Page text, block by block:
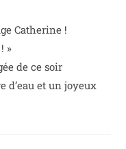
Catherine !
»
de ce soir
d’eau et un joyeux